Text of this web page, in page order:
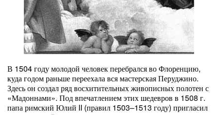
В 1504 году молодой человек перебрался во Флоренцию,
куда годом раньше переехала вся мастерская Перуджино.
Здесь он создал ряд восхитительных живописных полотен с
«Мадоннами». Под впечатлением этих шедевров в 1508 г.
папа римский Юлий II (правил 1503–1513 году) пригласил